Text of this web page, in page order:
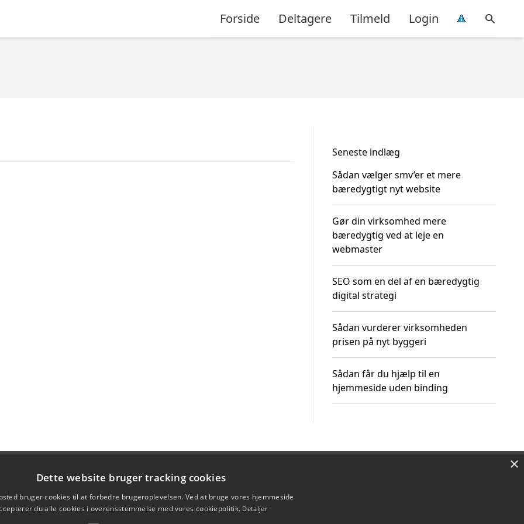
Forside Deltagere Tilmeld Login
Seneste indlæg
Sådan vælger smv’er et mere
bæredygtigt nyt website
Gør din virksomhed mere
bæredygtig ved at leje en
webmaster
SEO som en del af en bæredygtig
digital strategi
Sådan vurderer virksomheden
prisen på nyt byggeri
Sådan får du hjælp til en
hjemmeside uden binding
×
Dette website bruger tracking cookies
bruger cookies til at forbedre brugeroplevelsen. Ved at bruge vores hjemmeside
du alle cookies i overensstemmelse med vores cookiepolitik. Detaljer